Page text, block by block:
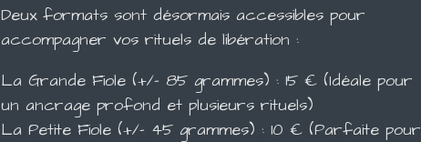
Deux formats sont désormais accessibles pour
accompagner vos rituels de libération :
La Grande Fiole (+/- 85 grammes) : 15 € (Idéale pour
un ancrage profond et plusieurs rituels)
La Petite Fiole (+/- 45 grammes) : 10 € (Parfaite pour